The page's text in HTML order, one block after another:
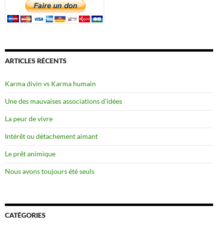
ARTICLES RÉCENTS
Karma divin vs Karma humain
Une des mauvaises associations d’idées
La peur de vivre
Intérêt ou détachement aimant
Le prêt animique
Nous avons toujours été seuls
CATÉGORIES